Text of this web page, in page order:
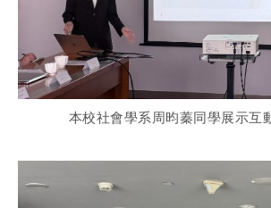
本校社會學系周昀蓁同學展示互